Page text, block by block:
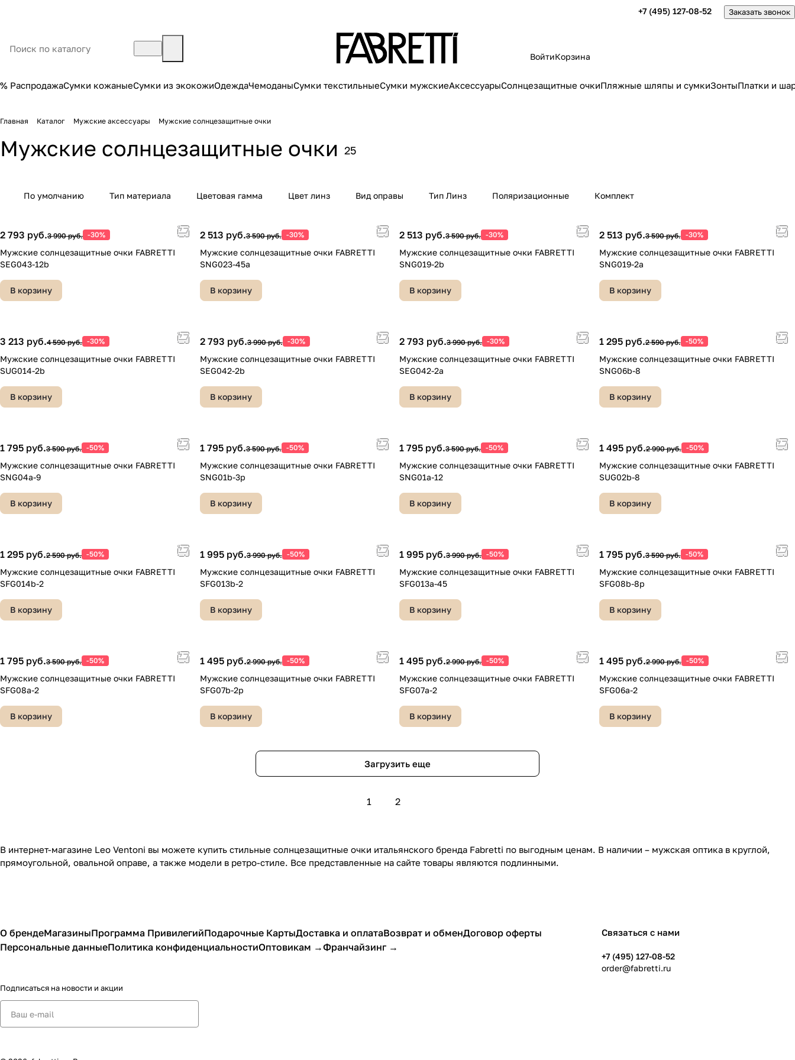
+7 (495) 127-08-52 Заказать звонок
ВойтиКорзина
% РаспродажаСумки кожаныеСумки из экокожиОдеждаЧемоданыСумки текстильныеСумки мужскиеАксессуарыСолнцезащитные очкиПляжные шляпы и сумкиЗонтыПлатки и
Главная Каталог Мужские аксессуары Мужские солнцезащитные очки
Мужские солнцезащитные очки 25
По умолчанию Тип материала Цветовая гамма Цвет линз Вид оправы Тип Линз Поляризационные Комплект
2 793 руб.3 990 руб. -30%
Мужские солнцезащитные очки FABRETTI
SEG043-12b
В корзину
2 513 руб.3 590 руб. -30%
Мужские солнцезащитные очки FABRETTI
SNG023-45a
В корзину
2 513 руб.3 590 руб. -30%
Мужские солнцезащитные очки FABRETTI
SNG019-2b
В корзину
2 513 руб.3 590 руб. -30%
Мужские солнцезащитные очки FABRETTI
SNG019-2a
В корзину
3 213 руб.4 590 руб. -30%
Мужские солнцезащитные очки FABRETTI
SUG014-2b
В корзину
2 793 руб.3 990 руб. -30%
Мужские солнцезащитные очки FABRETTI
SEG042-2b
В корзину
2 793 руб.3 990 руб. -30%
Мужские солнцезащитные очки FABRETTI
SEG042-2a
В корзину
1 295 руб.2 590 руб. -50%
Мужские солнцезащитные очки FABRETTI
SNG06b-8
В корзину
1 795 руб.3 590 руб. -50%
Мужские солнцезащитные очки FABRETTI
SNG04a-9
В корзину
1 795 руб.3 590 руб. -50%
Мужские солнцезащитные очки FABRETTI
SNG01b-3p
В корзину
1 795 руб.3 590 руб. -50%
Мужские солнцезащитные очки FABRETTI
SNG01a-12
В корзину
1 495 руб.2 990 руб. -50%
Мужские солнцезащитные очки FABRETTI
SUG02b-8
В корзину
1 295 руб.2 590 руб. -50%
Мужские солнцезащитные очки FABRETTI
SFG014b-2
В корзину
1 995 руб.3 990 руб. -50%
Мужские солнцезащитные очки FABRETTI
SFG013b-2
В корзину
1 995 руб.3 990 руб. -50%
Мужские солнцезащитные очки FABRETTI
SFG013a-45
В корзину
1 795 руб.3 590 руб. -50%
Мужские солнцезащитные очки FABRETTI
SFG08b-8p
В корзину
1 795 руб.3 590 руб. -50%
Мужские солнцезащитные очки FABRETTI
SFG08a-2
В корзину
1 495 руб.2 990 руб. -50%
Мужские солнцезащитные очки FABRETTI
SFG07b-2p
В корзину
1 495 руб.2 990 руб. -50%
Мужские солнцезащитные очки FABRETTI
SFG07a-2
В корзину
1 495 руб.2 990 руб. -50%
Мужские солнцезащитные очки FABRETTI
SFG06a-2
В корзину
Загрузить еще
1 2
В интернет-магазине Leo Ventoni вы можете купить стильные солнцезащитные очки итальянского бренда Fabretti по выгодным ценам. В наличии – мужская оптика в круглой,
прямоугольной, овальной оправе, а также модели в ретро-стиле. Все представленные на сайте товары являются подлинными.
О брендеМагазиныПрограмма ПривилегийПодарочные КартыДоставка и оплатаВозврат и обменДоговор оферты
Персональные данныеПолитика конфиденциальностиОптовикам →Франчайзинг →
Подписаться на новости и акции
Связаться с нами
+7 (495) 127-08-52
order@fabretti.ru